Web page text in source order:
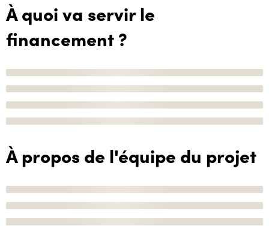
À quoi va servir le
financement ?
À propos de l'équipe du projet